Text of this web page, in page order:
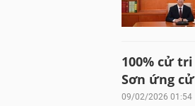
100% cử
Sơn ứng
09/02/2026 01:54